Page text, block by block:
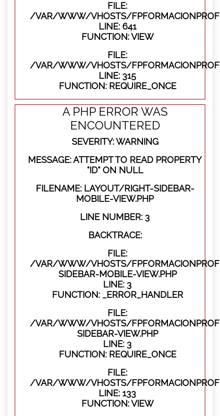
FILE:
/VAR/WWW/VHOSTS/
LINE: 641
FUNCTION: VIEW
FILE:
/VAR/WWW/VHOSTS/
LINE: 315
FUNCTION: REQUIRE_ONCE
A PHP ERROR WAS
ENCOUNTERED
SEVERITY: WARNING
MESSAGE: ATTEMPT TO READ PROPERTY
"ID" ON NULL
FILENAME: LAYOUT/RIGHT-SIDEBAR-
MOBILE-VIEW.PHP
LINE NUMBER: 3
BACKTRACE:
FILE:
/VAR/WWW/VHOSTS/
SIDEBAR-MOBILE-VIEW.PHP
LINE: 3
FUNCTION: _ERROR_HANDLER
FILE:
/VAR/WWW/VHOSTS/
SIDEBAR-VIEW.PHP
LINE: 3
FUNCTION: REQUIRE_ONCE
FILE:
/VAR/WWW/VHOSTS/
LINE: 133
FUNCTION: VIEW